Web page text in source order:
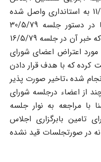
دفتر تحکیم وحدت در تاریخ ‌11/5/79 به استانداری واصل شده
اما با ‌20 روز تاخیر، موضوع رسما در دستور جلسه ‌30/5/79
شورای تامین قرار می گیرد (هرچند که خبر آن در جلسه ‌16/5/79
اعتراض اعضای شورای
کرده که با هدف قرار دادن
شده ،تاخیر صورت پذیر
از اعضاء درجلسه شورای
مراجعه به نوار جلسه
بابرگزاری اجلاس
در صورتجلسات قید نشده